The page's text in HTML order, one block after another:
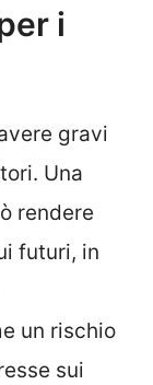
i
gravi
Una
rendere
futuri, in
un rischio
sui